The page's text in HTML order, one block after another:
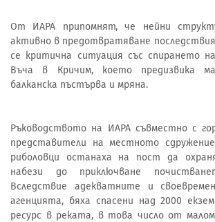
От ИАРА припомнят, че нейни
активно в предотвратяване
се критична ситуация със спирането
Въча в Кричим, което предизвика
балканска пъстърва и мряна.
Ръководството на ИАРА съвместно с
представители на местното
риболовци останаха на пост да
набези до приключване
Вследствие адекватните и
агенцията, бяха спасени над 2000
ресурс в реката, в това число от